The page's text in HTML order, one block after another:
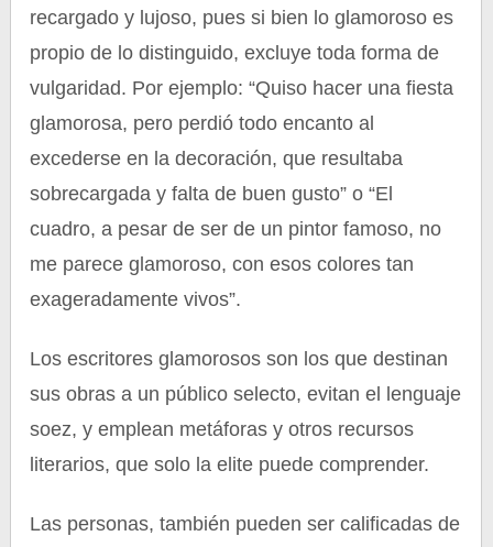
recargado y lujoso, pues si bien lo glamoroso es
propio de lo distinguido, excluye toda forma de
vulgaridad. Por ejemplo: “Quiso hacer una fiesta
glamorosa, pero perdió todo encanto al
excederse en la decoración, que resultaba
sobrecargada y falta de buen gusto” o “El
cuadro, a pesar de ser de un pintor famoso, no
me parece glamoroso, con esos colores tan
exageradamente vivos”.
Los escritores glamorosos son los que destinan
sus obras a un público selecto, evitan el lenguaje
soez, y emplean metáforas y otros recursos
literarios, que solo la elite puede comprender.
Las personas, también pueden ser calificadas de